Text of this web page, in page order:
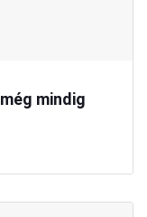
mindig